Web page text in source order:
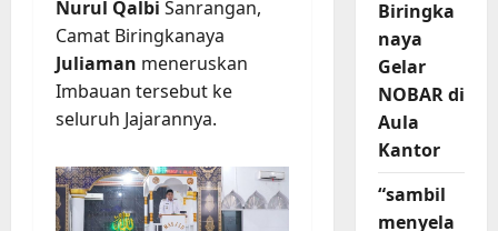
Nurul Qalbi Sanrangan,
Camat Biringkanaya
Juliaman meneruskan
Imbauan tersebut ke
seluruh Jajarannya.
Biringka
naya
Gelar
NOBAR di
Aula
Kantor
“sambil
menyela